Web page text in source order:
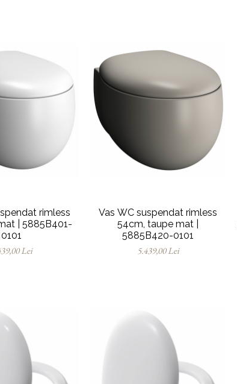
rimless
| 5885B401-
0101
Lei
Vas WC suspendat rimless
54cm, taupe mat |
5885B420-0101
5.439,00 Lei